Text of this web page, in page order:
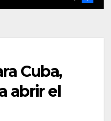
Cuba,
abrir el